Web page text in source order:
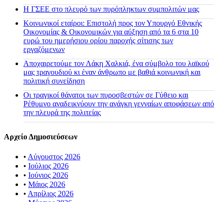
H ΓΣΕΕ στο πλευρό των πυρόπληκτων συμπολιτών μας
Κοινωνικοί εταίροι: Επιστολή προς τον Υπουργό Εθνικής
Οικονομίας & Οικονομικών για αύξηση από τα 6 στα 10
ευρώ του ημερήσιου ορίου παροχής σίτισης των
εργαζόμενων
Αποχαιρετούμε τον Λάκη Χαλκιά, ένα σύμβολο του λαϊκού
μας τραγουδιού κι έναν άνθρωπο με βαθιά κοινωνική και
πολιτική συνείδηση
Οι τραγικοί θάνατοι των πυροσβεστών σε Γύθειο και
Ρέθυμνο αναδεικνύουν την ανάγκη γενναίων αποφάσεων από
την πλευρά της πολιτείας
Αρχείο Δημοσιεύσεων
• Αύγουστος 2026
• Ιούλιος 2026
• Ιούνιος 2026
• Μάιος 2026
• Απρίλιος 2026